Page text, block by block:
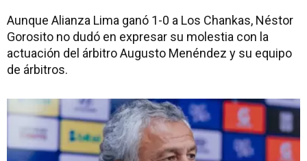
Aunque Alianza Lima ganó 1-0 a Los Chankas, Néstor
Gorosito no dudó en expresar su molestia con la
actuación del árbitro Augusto Menéndez y su equipo
de árbitros.